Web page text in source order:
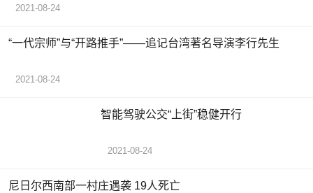
2021-08-24
“一代宗师”与“开路推手”——追记台湾著名导演李行先生
2021-08-24
智能驾驶公交“上街”稳健开行
2021-08-24
尼日尔西南部一村庄遇袭 19人死亡